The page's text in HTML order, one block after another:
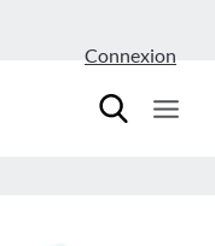
Connexion